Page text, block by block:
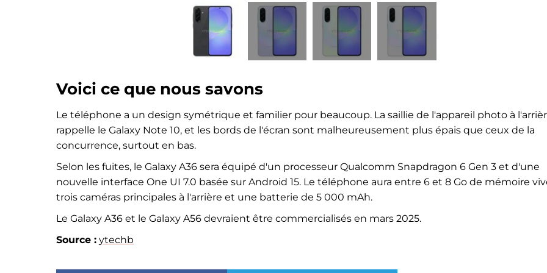
Voici ce que nous savons
Le téléphone a un design symétrique et familier pour beaucoup. La saillie de l'appareil photo à
rappelle le Galaxy Note 10, et les bords de l'écran sont malheureusement plus épais que ceux de la
concurrence, surtout en bas.
Selon les fuites, le Galaxy A36 sera équipé d'un processeur Qualcomm Snapdragon 6 Gen 3 et d'une
nouvelle interface One UI 7.0 basée sur Android 15. Le téléphone aura entre 6 et 8 Go de mémoire
trois caméras principales à l'arrière et une batterie de 5 000 mAh.
Le Galaxy A36 et le Galaxy A56 devraient être commercialisés en mars 2025.
Source : ytechb